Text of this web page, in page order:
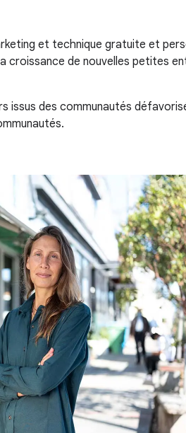
et technique gratuite et
croissance de nouvelles petites
issus des communautés